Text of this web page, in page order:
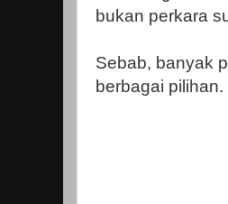
bukan perkara
Sebab, banyak
berbagai